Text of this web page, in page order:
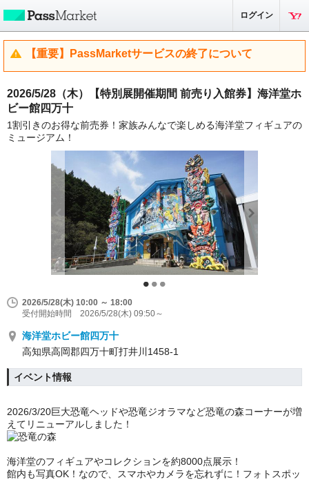
ログイン
【重要】PassMarketサービスの終了について
2026/5/28（木）【特別展開催期間 前売り入館券】海洋堂ホ
ビー館四万十
1割引きのお得な前売券！家族みんなで楽しめる海洋堂フィギュアの
ミュージアム！
2026/5/28(木) 10:00 ～ 18:00
受付開始時間 2026/5/28(木) 09:50～
海洋堂ホビー館四万十
高知県高岡郡四万十町打井川1458-1
イベント情報
2026/3/20巨大恐竜ヘッドや恐竜ジオラマなど恐竜の森コーナーが増
えてリニューアルしました！
海洋堂のフィギュアやコレクションを約8000点展示！
館内も写真OK！なので、スマホやカメラを忘れずに！フォトスポッ